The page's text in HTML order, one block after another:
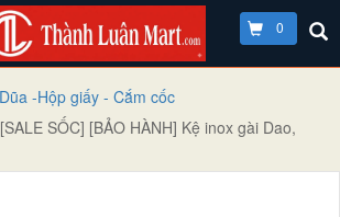
0
-Hộp giấy - Cắm cốc
SỐC] [BẢO HÀNH] Kệ inox gài Dao,